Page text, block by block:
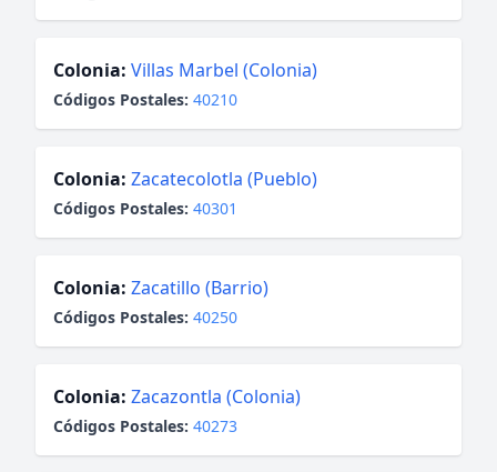
Colonia: Villas Marbel (Colonia)
Códigos Postales: 40210
Colonia: Zacatecolotla (Pueblo)
Códigos Postales: 40301
Colonia: Zacatillo (Barrio)
Códigos Postales: 40250
Colonia: Zacazontla (Colonia)
Códigos Postales: 40273